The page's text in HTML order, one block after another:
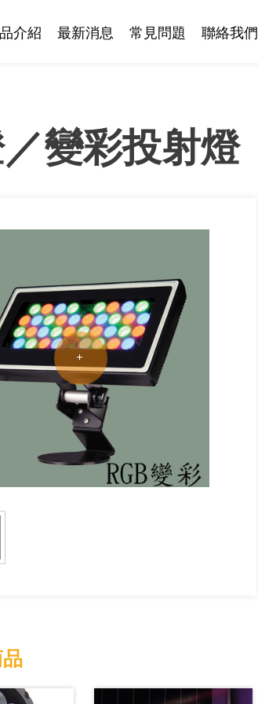
介紹 最新消息 常見問題 聯絡我們
變彩投射燈